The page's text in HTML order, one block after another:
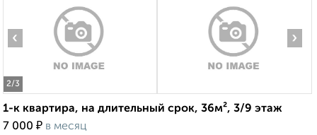
2/3
‹ ›
1-к квартира, на длительный срок, 36м², 3/9 этаж
7 000 ₽ в месяц